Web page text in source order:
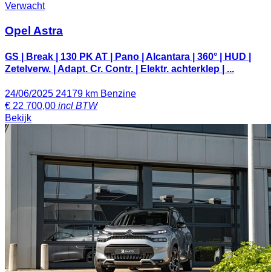
Verwacht
Opel Astra
GS | Break | 130 PK AT | Pano | Alcantara | 360° | HUD |
Zetelverw. | Adapt. Cr. Contr. | Elektr. achterklep | ...
24/06/2025 24179 km Benzine
€ 22 700,00 incl BTW
Bekijk